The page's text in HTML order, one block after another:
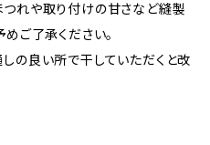
れや取り付けの甘さなど縫製
ご了承ください。
の良い所で干していただくと改